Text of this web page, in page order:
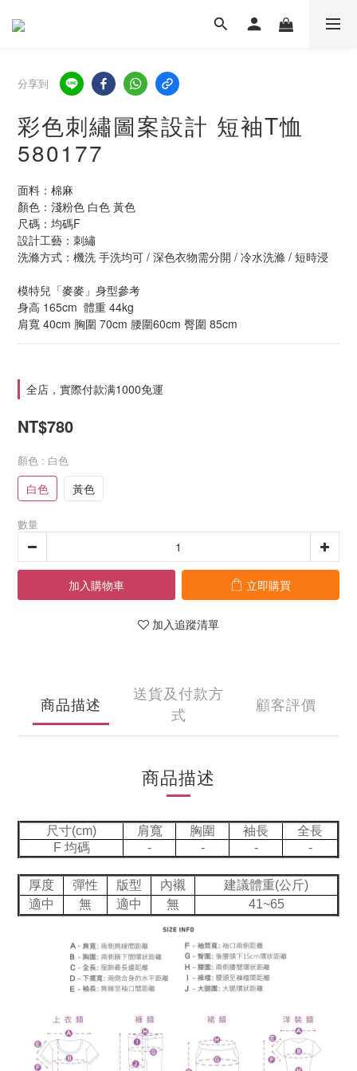
分享到
彩色刺繡圖案設計 短袖T恤
580177
面料：棉麻
顏色：淺粉色 白色 黃色
尺碼：均碼F
設計工藝：刺繡
洗滌方式：機洗 手洗均可 / 深色衣物需分開 / 冷水洗滌 / 短時浸
模特兒「麥麥」身型參考
身高 165cm  體重 44kg
肩寬 40cm 胸圍 70cm 腰圍60cm 臀圍 85cm
全店，實際付款满1000免運
NT$780
顏色 : 白色
白色 黃色
數量
加入購物車 立即購買
加入追蹤清單
商品描述
送貨及付款方
式
顧客評價
商品描述
尺寸(cm) 肩寬 胸圍 袖長
全長
F 均碼
- - - -
厚度 彈性 版型 內襯
建議體重(公斤)
適中
無 適中 無 41~65